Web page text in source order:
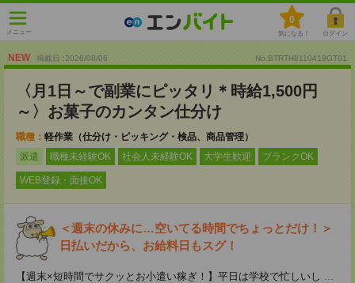
メニュー
0
気になる！ ログイン
NEW 掲載日 :2026/08/06 No.BTRTH8110418GT01
〈月1日～で副業にピッタリ＊時給1,500円
～〉お菓子のカンタン仕分け
職種： 軽作業（仕分け・ピッキング・検品、商品管理）
派遣
職種未経験OK 社会人未経験OK 大学生歓迎 ブランクOK
WEB登録・面接OK
＜週末の休みに…空いてる時間でちょっとだけ！＞
日払いだから、お給料日もスグ！
【週末×短時間でサクッとお小遣い稼ぎ！】平日は学校で忙しいし ...